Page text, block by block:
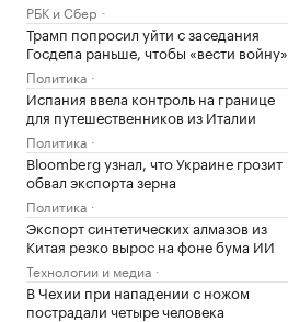
РБК и Сбер
Трамп попросил уйти с заседания
Госдепа раньше, чтобы «вести войну»
Политика
Испания ввела контроль на границе
для путешественников из Италии
Политика
Bloomberg узнал, что Украине грозит
обвал экспорта зерна
Политика
Экспорт синтетических алмазов из
Китая резко вырос на фоне бума ИИ
Технологии и медиа
В Чехии при нападении с ножом
пострадали четыре человека